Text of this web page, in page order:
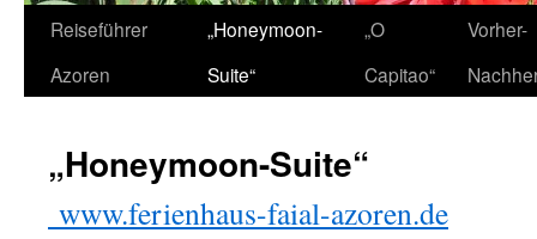
Zum
Inhalt
Reiseführer
Azoren
„Honeymoon-
Suite“
„O
Capitao“
Vorher-
„Honeymoon-Suite“
www.ferienhaus-faial-azoren.de